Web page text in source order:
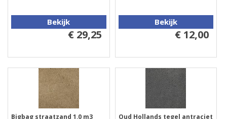
Bekijk
€ 29,25
Bekijk
€ 12,00
Bigbag straatzand 1,0 m3 Oud Hollands tegel antraciet